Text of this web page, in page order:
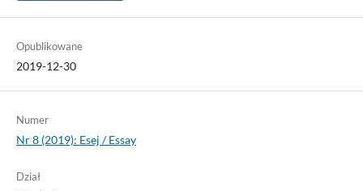
Opublikowane
2019-12-30
Numer
Nr 8 (2019): Esej / Essay
Dział